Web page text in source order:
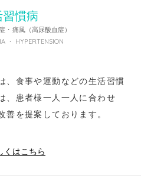
慣病
・痛風（高尿酸血症）
・ HYPERTENSION
、食事や運動などの生活習慣
、患者様一人一人に合わせ
善を提案しております。
くはこちら